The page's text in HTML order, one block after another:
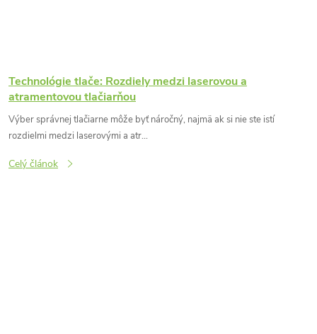
Technológie tlače: Rozdiely medzi laserovou a
atramentovou tlačiarňou
Výber správnej tlačiarne môže byť náročný, najmä ak si nie ste istí
rozdielmi medzi laserovými a atr...
Celý článok